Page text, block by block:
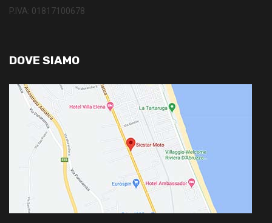
P.IVA: 01817100678
DOVE SIAMO